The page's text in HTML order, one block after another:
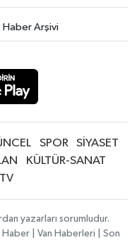
Haber Arşivi
SPOR
SİYASET
KÜLTÜR-SANAT
yazarları sorumludur.
Haber | Van Haberleri | Son